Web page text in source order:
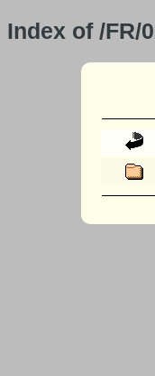
Index of /FR/